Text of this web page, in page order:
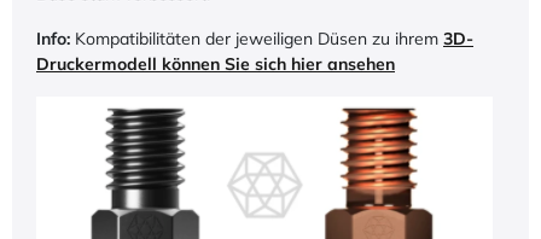
Info: Kompatibilitäten der jeweiligen Düsen zu ihrem 3D-
Druckermodell können Sie sich hier ansehen